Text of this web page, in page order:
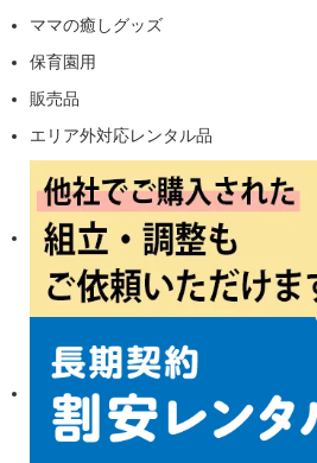
ママの癒しグッズ
保育園用
販売品
エリア外対応レンタル品